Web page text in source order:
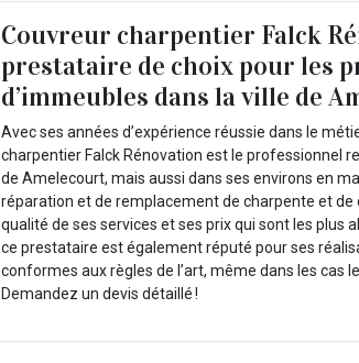
Couvreur charpentier Falck
prestataire de choix pour les
d’immeubles dans la ville de
Avec ses années d’expérience réussie dans le
charpentier Falck Rénovation est le professionnel
de Amelecourt, mais aussi dans ses environs en
réparation et de remplacement de charpente et de
qualité de ses services et ses prix qui sont les plus
ce prestataire est également réputé pour ses
conformes aux règles de l’art, même dans les cas
Demandez un devis détaillé !